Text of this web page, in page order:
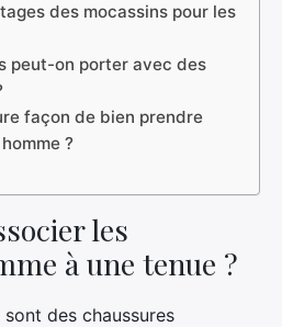
des mocassins pour les
peut-on porter avec des
façon de bien prendre
?
les
à une tenue ?
des chaussures